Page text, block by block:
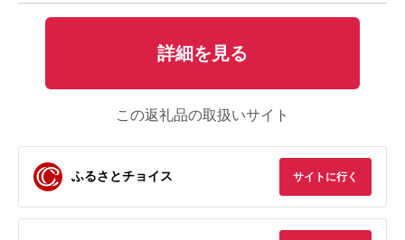
詳細を見る
この返礼品の取扱いサイト
ふるさとチョイス サイトに行く